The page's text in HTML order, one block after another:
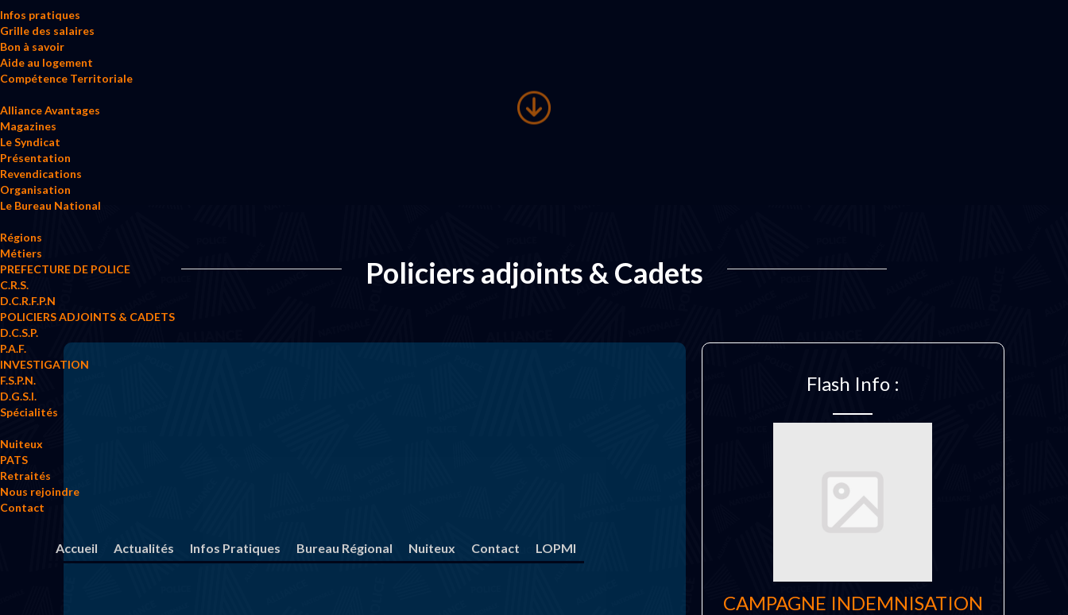
Infos pratiques
Grille des salaires
Bon à savoir
Aide au logement
Compétence Territoriale
Alliance Avantages
Magazines
Le Syndicat
Présentation
Revendications
Organisation
Le Bureau National
Régions
Métiers
PREFECTURE DE POLICE
C.R.S.
D.C.R.F.P.N
POLICIERS ADJOINTS & CADETS
D.C.S.P.
P.A.F.
INVESTIGATION
F.S.P.N.
D.G.S.I.
Spécialités
Nuiteux
PATS
Retraités
Nous rejoindre
Contact
Accueil Actualités Infos Pratiques Bureau Régional Nuiteux Contact LOPMI
Policiers adjoints & Cadets
Flash Info :
CAMPAGNE INDEMNISATION